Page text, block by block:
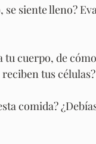
siente lleno?
tu cuerpo, de
tus células?
comida?